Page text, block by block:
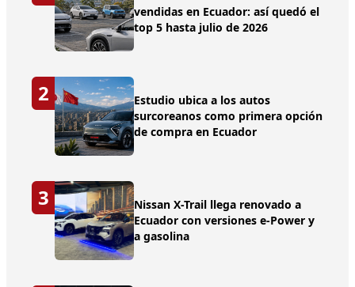
vendidas en Ecuador: así quedó el
top 5 hasta julio de 2026
2
Estudio ubica a los autos
surcoreanos como primera opción
de compra en Ecuador
3
Nissan X-Trail llega renovado a
Ecuador con versiones e-Power y
a gasolina